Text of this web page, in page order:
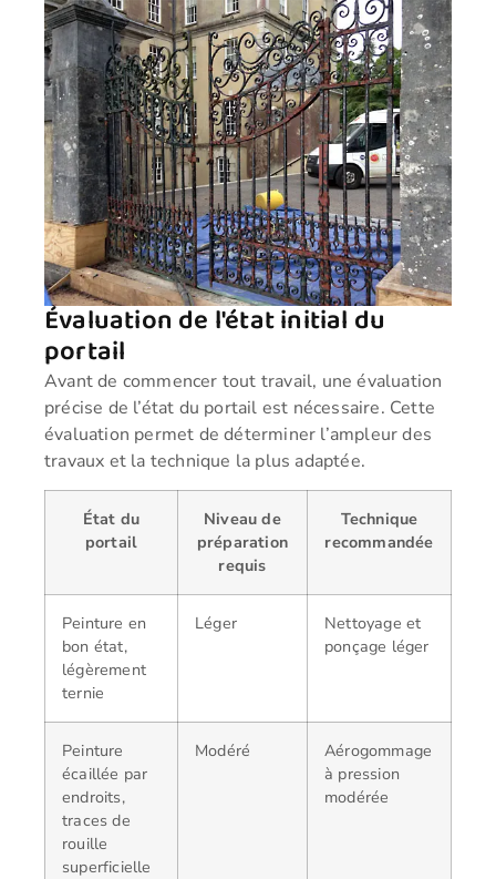
Évaluation de l'état initial du
portail
Avant de commencer tout travail, une évaluation
précise de l’état du portail est nécessaire. Cette
évaluation permet de déterminer l’ampleur des
travaux et la technique la plus adaptée.
État du
portail
Niveau de
préparation
requis
Technique
recommandée
Peinture en
bon état,
légèrement
ternie
Léger
Nettoyage et
ponçage léger
Peinture
écaillée par
endroits,
traces de
rouille
superficielle
Modéré
Aérogommage
à pression
modérée